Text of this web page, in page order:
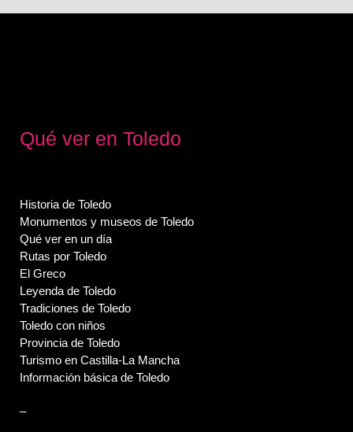
Qué ver en Toledo
Historia de Toledo
Monumentos y museos de Toledo
Qué ver en un día
Rutas por Toledo
El Greco
Leyenda de Toledo
Tradiciones de Toledo
Toledo con niños
Provincia de Toledo
Turismo en Castilla-La Mancha
Información básica de Toledo
–